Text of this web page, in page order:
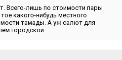
Всего-лишь по стоимости пары
какого-нибудь местного
тамады. А уж салют для
городской.